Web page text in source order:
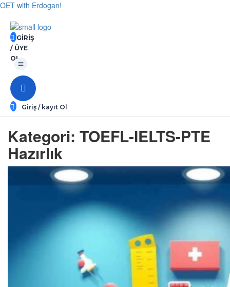
OET with Erdogan!
GIRIŞ
/ ÜYE
OL
Menü
Giriş / kayıt Ol
Kategori: TOEFL-IELTS-PTE
Hazırlık